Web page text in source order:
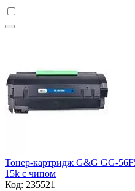
Тонер-картридж G&G GG-
15k с чипом
Код: 235521